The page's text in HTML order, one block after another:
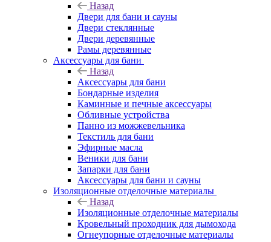
Назад
Двери для бани и сауны
Двери стеклянные
Двери деревянные
Рамы деревянные
Аксессуары для бани
Назад
Аксессуары для бани
Бондарные изделия
Каминные и печные аксессуары
Обливные устройства
Панно из можжевельника
Текстиль для бани
Эфирные масла
Веники для бани
Запарки для бани
Аксессуары для бани и сауны
Изоляционные отделочные материалы
Назад
Изоляционные отделочные материалы
Кровельный проходник для дымохода
Огнеупорные отделочные материалы